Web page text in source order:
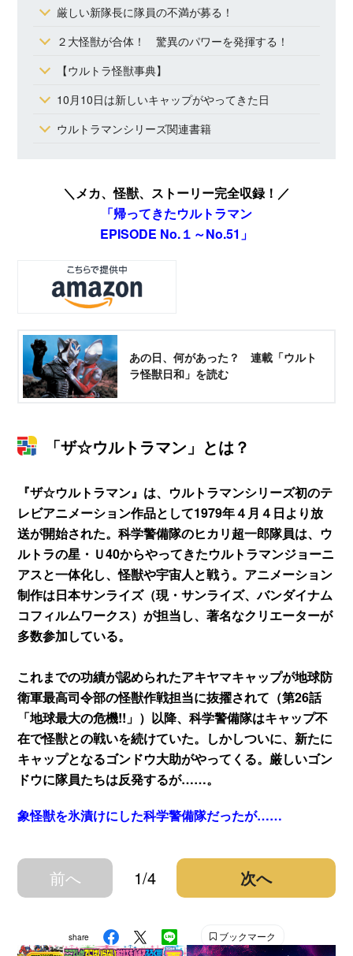
厳しい新隊長に隊員の不満が募る！
２大怪獣が合体！ 驚異のパワーを発揮する！
【ウルトラ怪獣事典】
10月10日は新しいキャップがやってきた日
ウルトラマンシリーズ関連書籍
＼メカ、怪獣、ストーリー完全収録！／
「帰ってきたウルトラマン
EPISODE No.１～No.51」
あの日、何があった？ 連載「ウルト
ラ怪獣日和」を読む
「ザ☆ウルトラマン」とは？
『ザ☆ウルトラマン』は、ウルトラマンシリーズ初のテ
レビアニメーション作品として1979年４月４日より放
送が開始された。科学警備隊のヒカリ超一郎隊員は、ウ
ルトラの星・Ｕ40からやってきたウルトラマンジョーニ
アスと一体化し、怪獣や宇宙人と戦う。アニメーション
制作は日本サンライズ（現・サンライズ、バンダイナム
コフィルムワークス）が担当し、著名なクリエーターが
多数参加している。
これまでの功績が認められたアキヤマキャップが地球防
衛軍最高司令部の怪獣作戦担当に抜擢されて（第26話
「地球最大の危機!!」）以降、科学警備隊はキャップ不
在で怪獣との戦いを続けていた。しかしついに、新たに
キャップとなるゴンドウ大助がやってくる。厳しいゴン
ドウに隊員たちは反発するが……。
象怪獣を氷漬けにした科学警備隊だったが……
前へ 1/4 次へ
share ブックマーク